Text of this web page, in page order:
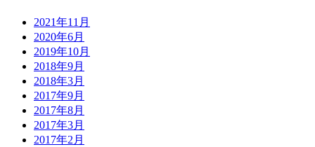
2021年11月
2020年6月
2019年10月
2018年9月
2018年3月
2017年9月
2017年8月
2017年3月
2017年2月